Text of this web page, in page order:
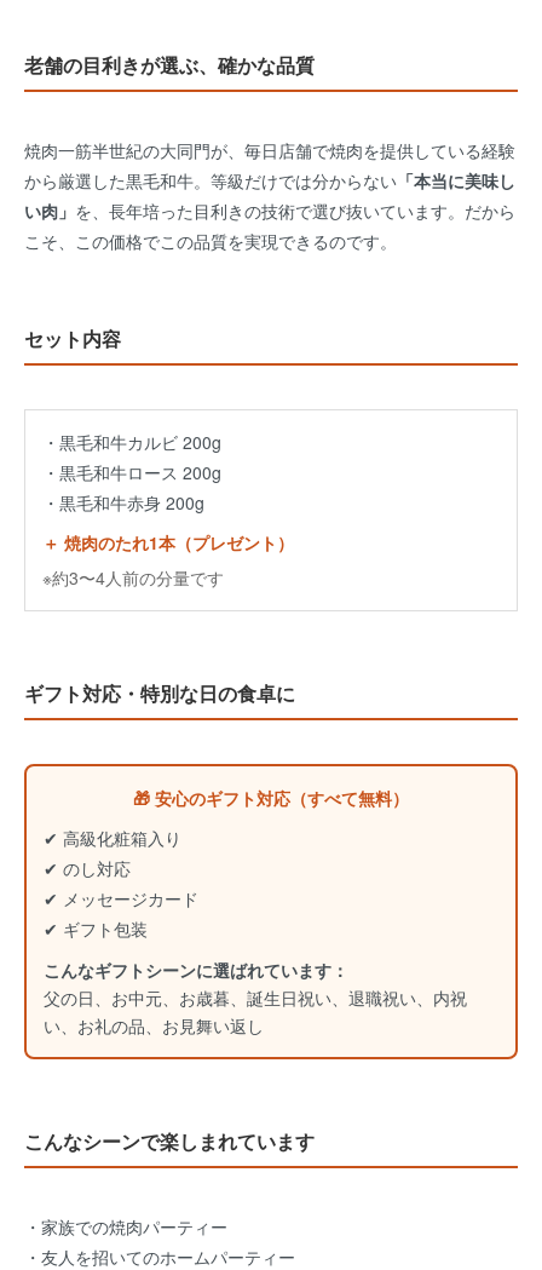
老舗の目利きが選ぶ、確かな品質
焼肉一筋半世紀の大同門が、毎日店舗で焼肉を提供している経験
から厳選した黒毛和牛。等級だけでは分からない 「本当に美味し
い肉」 を、長年培った目利きの技術で選び抜いています。だから
こそ、この価格でこの品質を実現できるのです。
セット内容
・黒毛和牛カルビ 200g
・黒毛和牛ロース 200g
・黒毛和牛赤身 200g
＋ 焼肉のたれ1本（プレゼント）
※約3〜4人前の分量です
ギフト対応・特別な日の食卓に
🎁 安心のギフト対応（すべて無料）
✔ 高級化粧箱入り
✔ のし対応
✔ メッセージカード
✔ ギフト包装
こんなギフトシーンに選ばれています：
父の日、お中元、お歳暮、誕生日祝い、退職祝い、内祝
い、お礼の品、お見舞い返し
こんなシーンで楽しまれています
・家族での焼肉パーティー
・友人を招いてのホームパーティー